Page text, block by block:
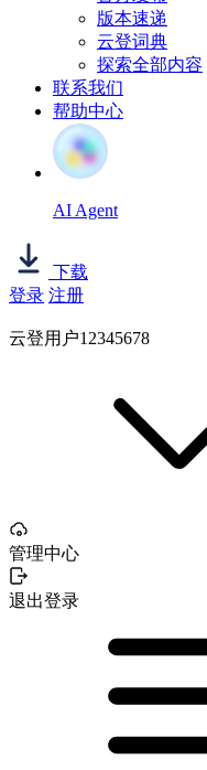
版本速递
云登词典
探索全部内容
联系我们
帮助中心
AI Agent
下载
登录 注册
云登用户12345678
管理中心
退出登录